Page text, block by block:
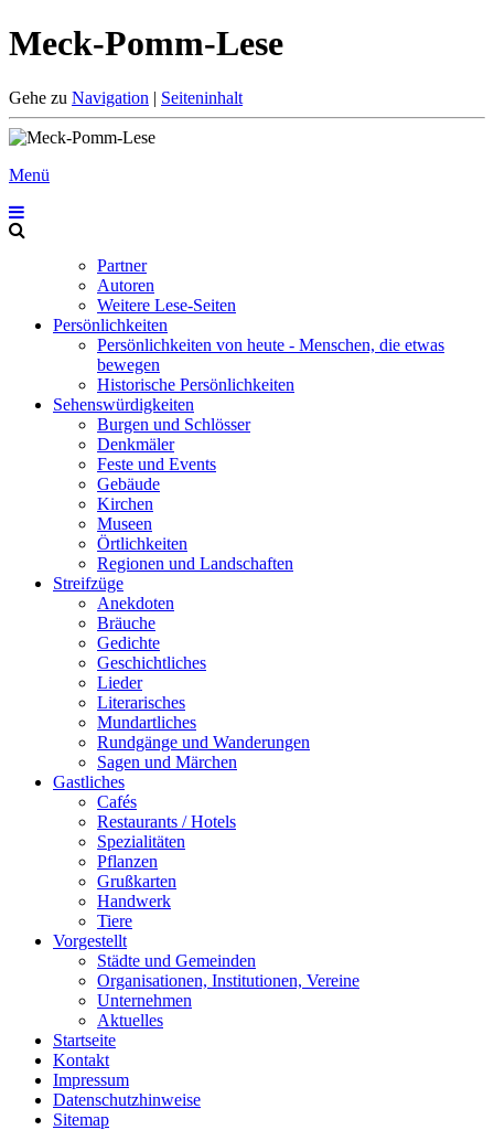
Meck-Pomm-Lese
Gehe zu Navigation | Seiteninhalt
Menü
Partner
Autoren
Weitere Lese-Seiten
Persönlichkeiten
Persönlichkeiten von heute - Menschen, die etwas
bewegen
Historische Persönlichkeiten
Sehenswürdigkeiten
Burgen und Schlösser
Denkmäler
Feste und Events
Gebäude
Kirchen
Museen
Örtlichkeiten
Regionen und Landschaften
Streifzüge
Anekdoten
Bräuche
Gedichte
Geschichtliches
Lieder
Literarisches
Mundartliches
Rundgänge und Wanderungen
Sagen und Märchen
Gastliches
Cafés
Restaurants / Hotels
Spezialitäten
Pflanzen
Grußkarten
Handwerk
Tiere
Vorgestellt
Städte und Gemeinden
Organisationen, Institutionen, Vereine
Unternehmen
Aktuelles
Startseite
Kontakt
Impressum
Datenschutzhinweise
Sitemap